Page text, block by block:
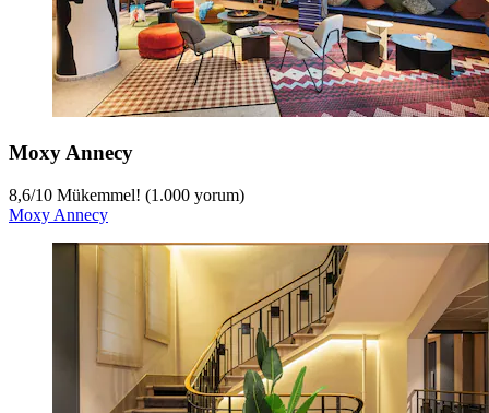
Moxy Annecy
8,6/10 Mükemmel! (1.000 yorum)
Moxy Annecy